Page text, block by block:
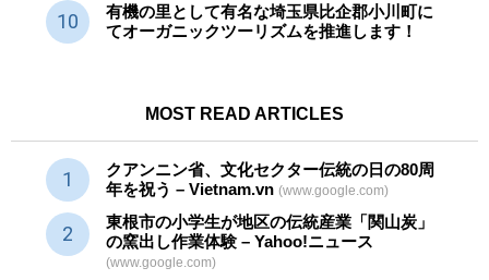
有機の里として有名な埼玉県比企郡小川町に
てオーガニックツーリズムを推進します！
MOST READ ARTICLES
クアンニン省、文化セクター伝統の日の80周
年を祝う – Vietnam.vn (www.google.com)
東根市の小学生が地区の伝統産業 「関山炭」
の窯出し作業体験 – Yahoo!ニュース
(www.google.com)